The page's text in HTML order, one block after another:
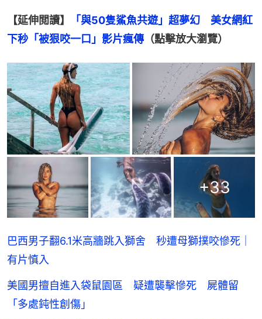
【延伸閲讀】
「與50隻鯊魚共遊」超夢幻　美女網紅
下秒「被狠咬一口」影片瘋傳 （點擊放大瀏覽）
+33
巴西男子翻6.1米高牆跳入獅舍 秒遭母獅撲咬慘死｜
有片慎入
美國男擅自進入袋鼠園區 疑遭襲擊慘死 屍體留
「多處鈍性創傷」